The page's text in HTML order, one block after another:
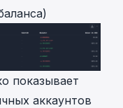
показывает
аккаунтов